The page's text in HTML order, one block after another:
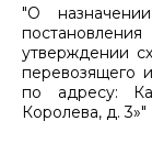
"О
утверждении
перевозящего
по адресу:
Королева, д. 3»"